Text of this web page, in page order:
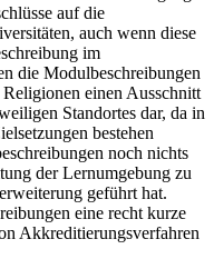
auf die
auch wenn diese
im
die Modulbeschreibungen
einen Ausschnitt
Standortes dar, da in
bestehen
noch nichts
der Lernumgebung zu
geführt hat.
eine recht kurze
Akkreditierungsverfahren